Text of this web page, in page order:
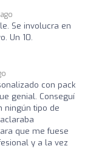
Se involucra en
Un 10.
con pack
genial. Conseguí
ningún tipo de
que me fuese
y a la vez